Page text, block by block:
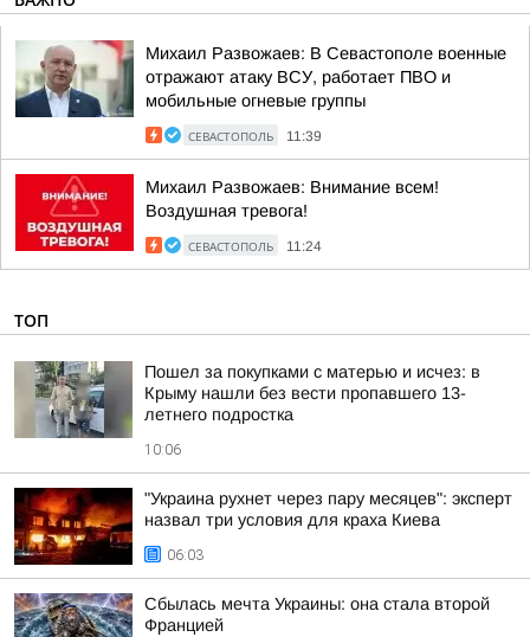
Михаил Развожаев: В Севастополе военные
отражают атаку ВСУ, работает ПВО и
мобильные огневые группы
СЕВАСТОПОЛЬ 11:39
Михаил Развожаев: Внимание всем!
Воздушная тревога!
СЕВАСТОПОЛЬ 11:24
ТОП
Пошел за покупками с матерью и исчез: в
Крыму нашли без вести пропавшего 13-
летнего подростка
10:06
"Украина рухнет через пару месяцев": эксперт
назвал три условия для краха Киева
06:03
Сбылась мечта Украины: она стала второй
Францией